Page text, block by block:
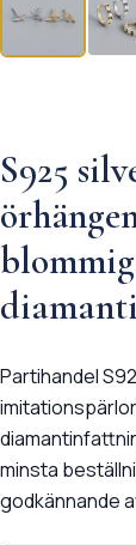
S925
Partihandel
minsta
godkännande